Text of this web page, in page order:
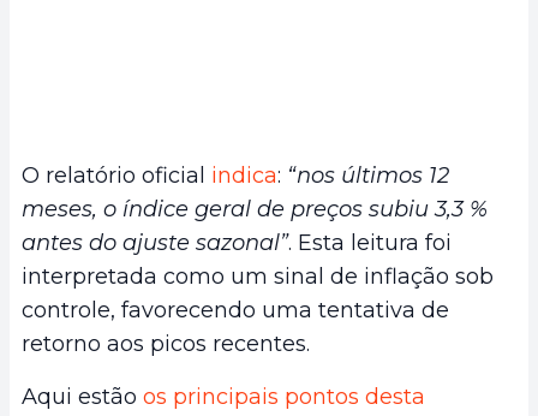
O relatório oficial indica: “nos últimos 12
meses, o índice geral de preços subiu 3,3 %
antes do ajuste sazonal”. Esta leitura foi
interpretada como um sinal de inflação sob
controle, favorecendo uma tentativa de
retorno aos picos recentes.
Aqui estão os principais pontos desta